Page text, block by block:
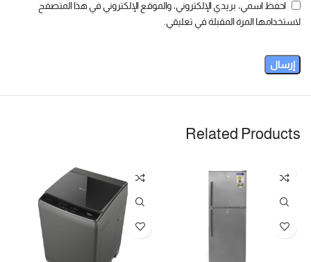
احفظ اسمي، بريدي الإلكتروني، والموقع الإلكتروني في هذا المتصفح
لاستخدامها المرة المقبلة في تعليقي.
Related Products